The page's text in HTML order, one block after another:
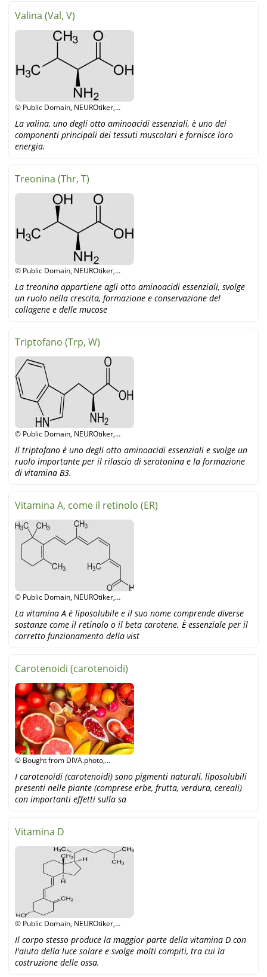
Valina (Val, V)
© Public Domain, NEUROtiker,
La valina, uno degli otto aminoacidi essenziali, è uno dei
componenti principali dei tessuti muscolari e fornisce loro
energia.
Treonina (Thr, T)
© Public Domain, NEUROtiker,
La treonina appartiene agli otto aminoacidi essenziali, svolge
un ruolo nella crescita, formazione e conservazione del
collagene e delle mucose
Triptofano (Trp, W)
© Public Domain, NEUROtiker,
Il triptofano è uno degli otto aminoacidi essenziali e svolge un
ruolo importante per il rilascio di serotonina e la formazione
di vitamina B3.
Vitamina A, come il retinolo (ER)
© Public Domain, NEUROtiker,
La vitamina A è liposolubile e il suo nome comprende diverse
sostanze come il retinolo o il beta carotene. È essenziale per il
corretto funzionamento della vist
Carotenoidi (carotenoidi)
© Bought from DIVA.photo,
I carotenoidi (carotenoidi) sono pigmenti naturali, liposolubili
presenti nelle piante (comprese erbe, frutta, verdura, cereali)
con importanti effetti sulla sa
Vitamina D
© Public Domain, NEUROtiker,
Il corpo stesso produce la maggior parte della vitamina D con
l'aiuto della luce solare e svolge molti compiti, tra cui la
costruzione delle ossa.